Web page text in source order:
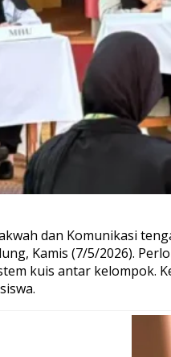
dan Komunikasi
, Kamis (7/5/2026).
kuis antar kelompok.